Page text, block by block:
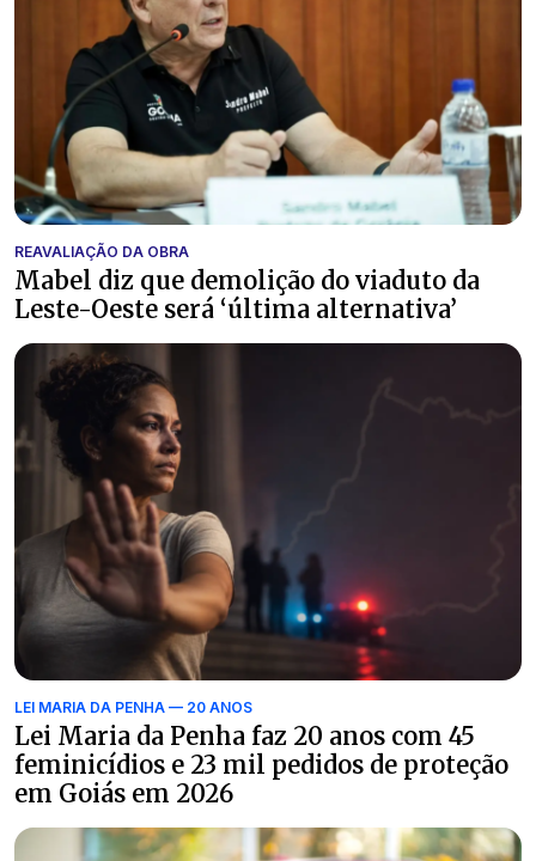
REAVALIAÇÃO DA OBRA
Mabel diz que demolição do viaduto da
Leste-Oeste será ‘última alternativa’
LEI MARIA DA PENHA — 20 ANOS
Lei Maria da Penha faz 20 anos com 45
feminicídios e 23 mil pedidos de proteção
em Goiás em 2026